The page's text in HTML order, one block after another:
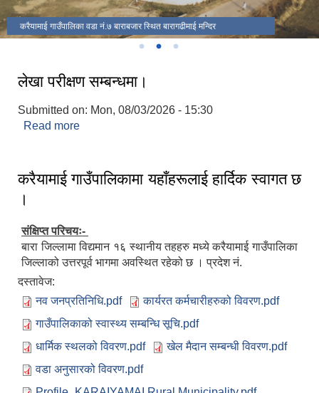
करैयामाई गाउँपालिका वडा नं.७ बाराबजार स्थित बारागढीमाई मन्दिर
लेखा परीक्षण सम्बन्धमा।
Submitted on: Mon, 08/03/2026 - 15:30
Read more
करैयामाई गाउँपालिकामा यहाँहरूलाई हार्दिक स्वागत छ
।
संक्षिप्त परिचयः-
बारा जिल्लामा विद्यमान १६ स्थानीय तहहरु मध्ये करैयामाई गाउँपालिका
जिल्लाको उत्तरपूर्व भागमा अवस्थित रहेको छ । प्रदेश नं.
दस्तावेज:
नव जनप्रतिनिधि.pdf
कार्यरत कर्मचारीहरुको विवरण.pdf
गाउँपालिकाको स्वास्थ्य सम्बन्धि सूचि.pdf
धार्मिक स्थलको विवरण.pdf
खेल मैदान सम्बन्धी विवरण.pdf
वडा अनुसारको विवरण.pdf